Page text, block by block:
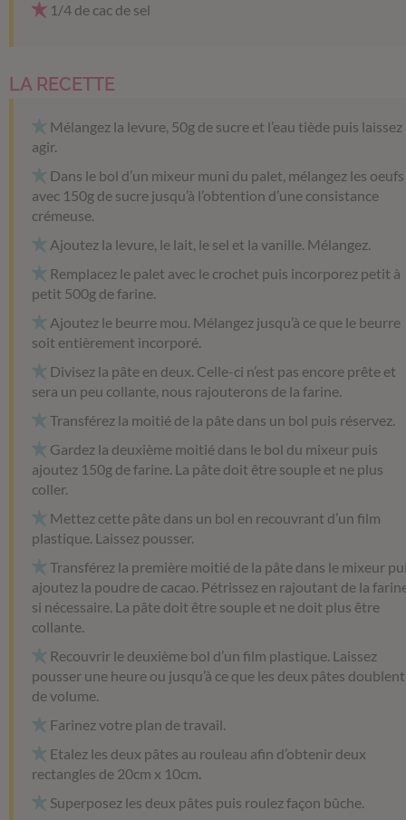
1/4 de cac de sel
LA RECETTE
Mélangez la levure, 50g de sucre et l’eau tiède puis laissez
agir.
Dans le bol d’un mixeur muni du palet, mélangez les oeufs
avec 150g de sucre jusqu’à l’obtention d’une consistance
crémeuse.
Ajoutez la levure, le lait, le sel et la vanille. Mélangez.
Remplacez le palet avec le crochet puis incorporez petit à
petit 500g de farine.
Ajoutez le beurre mou. Mélangez jusqu’à ce que le beurre
soit entièrement incorporé.
Divisez la pâte en deux. Celle-ci n’est pas encore prête et
sera un peu collante, nous rajouterons de la farine.
Transférez la moitié de la pâte dans un bol puis réservez.
Gardez la deuxième moitié dans le bol du mixeur puis
ajoutez 150g de farine. La pâte doit être souple et ne plus
coller.
Mettez cette pâte dans un bol en recouvrant d’un film
plastique. Laissez pousser.
Transférez la première moitié de la pâte dans le mixeur
ajoutez la poudre de cacao. Pétrissez en rajoutant de la
si nécessaire. La pâte doit être souple et ne doit plus être
collante.
Recouvrir le deuxième bol d’un film plastique. Laissez
pousser une heure ou jusqu’à ce que les deux pâtes doublent
de volume.
Farinez votre plan de travail.
Etalez les deux pâtes au rouleau afin d’obtenir deux
rectangles de 20cm x 10cm.
Superposez les deux pâtes puis roulez façon bûche.